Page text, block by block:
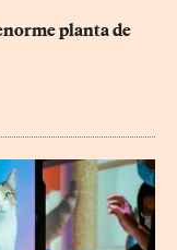
planta de